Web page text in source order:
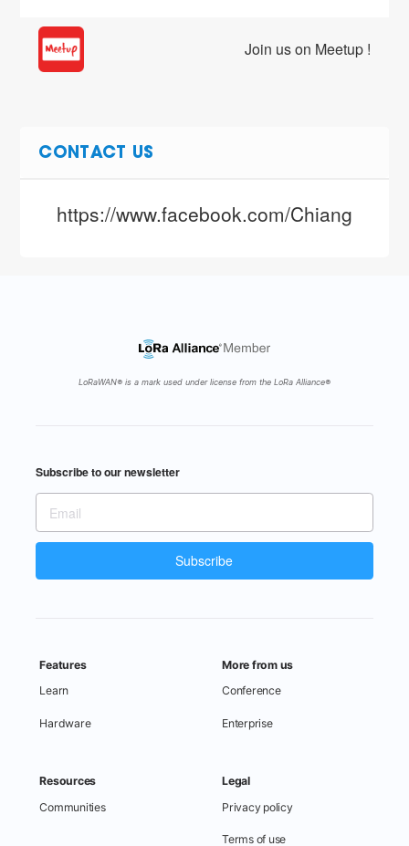
Join us on Meetup !
CONTACT US
https://www.facebook.com/